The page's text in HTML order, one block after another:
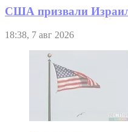
США призвали
18:38, 7 авг 2026